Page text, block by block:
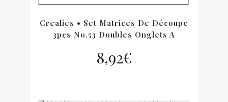
Crealies • Set Matrices De Découpe
3pcs No.53 Doubles Onglets A
8,92€